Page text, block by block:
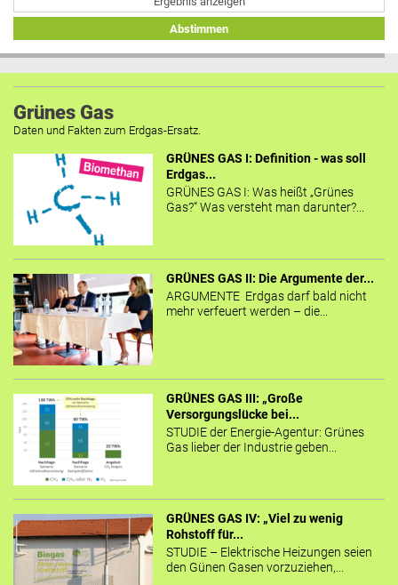
Abstimmen
Grünes Gas
Daten und Fakten zum Erdgas-Ersatz.
GRÜNES GAS I: Definition - was soll
Erdgas...
GRÜNES GAS I: Was heißt „Grünes
Gas?“ Was versteht man darunter?...
GRÜNES GAS II: Die Argumente der...
ARGUMENTE Erdgas darf bald nicht
mehr verfeuert werden – die...
GRÜNES GAS III: „Große
Versorgungslücke bei...
STUDIE der Energie-Agentur: Grünes
Gas lieber der Industrie geben...
GRÜNES GAS IV: „Viel zu wenig
Rohstoff für...
STUDIE – Elektrische Heizungen seien
den Günen Gasen vorzuziehen,...